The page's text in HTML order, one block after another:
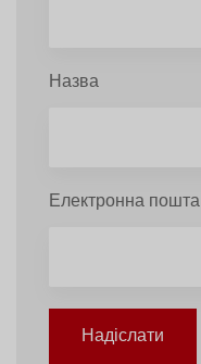
Назва
Електронна пошта
Надіслати